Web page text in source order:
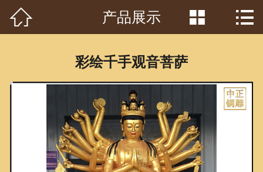
首页
产品中心
客户见证
常识问答
 产品展示  
彩绘千手观音菩萨